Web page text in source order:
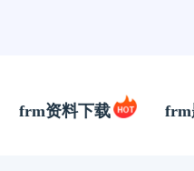
frm资料下载 frm